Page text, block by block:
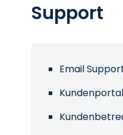
Support
Email